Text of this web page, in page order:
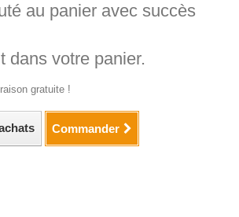
au panier avec succès
dans votre panier.
gratuite !
Commander